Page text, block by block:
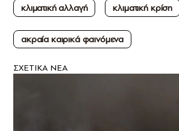
κλιματική αλλαγή
κλιματική κρίση
ακραία καιρικά φαινόμενα
ΣXETIKA NEA